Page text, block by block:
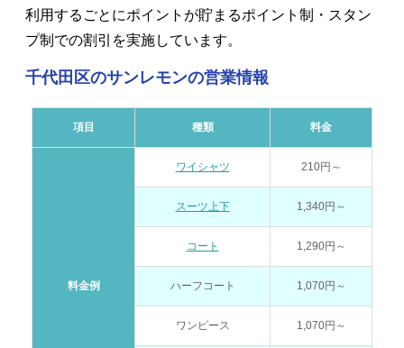
利用するごとにポイントが貯まるポイント制・スタン
プ制での割引を実施しています。
千代田区のサンレモンの営業情報
項目 種類 料金
料金例
ワイシャツ 210円～
スーツ上下 1,340円～
コート 1,290円～
ハーフコート 1,070円～
ワンピース 1,070円～